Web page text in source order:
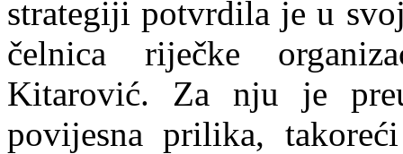
strategiji potvrdila je u
čelnica riječke
Kitarović. Za nju je
povijesna prilika,